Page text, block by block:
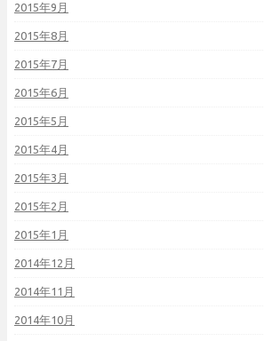
2015年9月
2015年8月
2015年7月
2015年6月
2015年5月
2015年4月
2015年3月
2015年2月
2015年1月
2014年12月
2014年11月
2014年10月